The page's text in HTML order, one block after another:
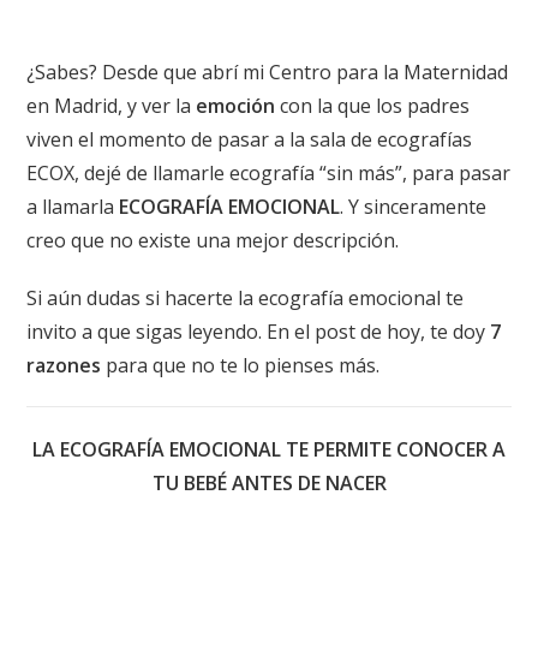
¿Sabes? Desde que abrí mi Centro para la Maternidad
en Madrid, y ver la emoción con la que los padres
viven el momento de pasar a la sala de ecografías
ECOX, dejé de llamarle ecografía “sin más”, para pasar
a llamarla ECOGRAFÍA EMOCIONAL. Y sinceramente
creo que no existe una mejor descripción.
Si aún dudas si hacerte la ecografía emocional te
invito a que sigas leyendo. En el post de hoy, te doy 7
razones para que no te lo pienses más.
LA ECOGRAFÍA EMOCIONAL TE PERMITE CONOCER A
TU BEBÉ ANTES DE NACER